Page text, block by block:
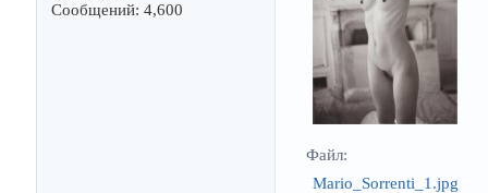
Сообщений: 4,600
Файл:
Mario_Sorrenti_1.jpg